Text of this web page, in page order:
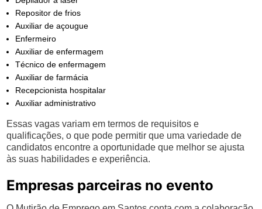
Repositor de frios
Auxiliar de açougue
Enfermeiro
Auxiliar de enfermagem
Técnico de enfermagem
Auxiliar de farmácia
Recepcionista hospitalar
Auxiliar administrativo
Essas vagas variam em termos de requisitos e
qualificações, o que pode permitir que uma variedade de
candidatos encontre a oportunidade que melhor se ajusta
às suas habilidades e experiência.
Empresas parceiras no evento